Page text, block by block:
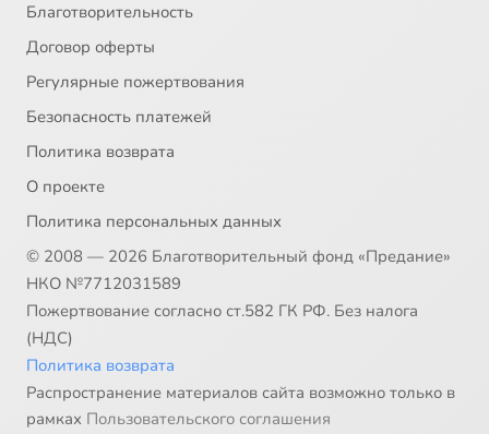
Благотворительность
Договор оферты
Регулярные пожертвования
Безопасность платежей
Политика возврата
О проекте
Политика персональных данных
© 2008 — 2026 Благотворительный фонд «Предание»
НКО №7712031589
Пожертвование согласно ст.582 ГК РФ. Без налога
(НДС)
Политика возврата
Распространение материалов сайта возможно только в
рамках Пользовательского соглашения